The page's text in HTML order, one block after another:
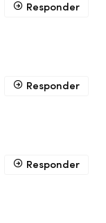
Responder
Responder
Responder